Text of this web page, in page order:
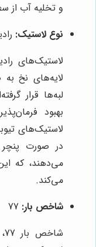
و تخلیه آب از
نوع لاستیک:
لاستیک‌های
لایه‌های نخ
لبه‌ها قرار
بهبود
لاستیک‌های
در صورت
می‌دهند، که
می‌کند.
شاخص بار: